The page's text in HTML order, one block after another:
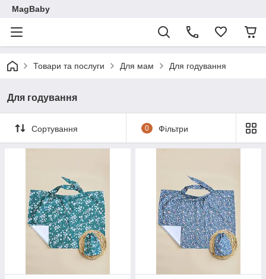
MagBaby
Товари та послуги Для мам Для годування
Для годування
Сортування 0 Фільтри